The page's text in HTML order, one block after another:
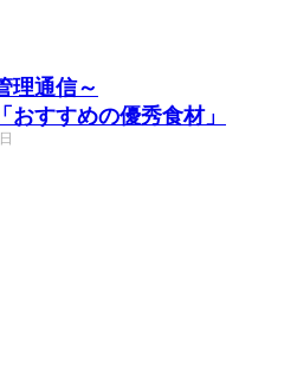
理通信～
おすすめの優秀食材」